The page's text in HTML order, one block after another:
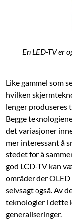
En LED-TV er
Like gammel som
hvilken
lenger produseres
Begge
det variasjoner
mer interessant å
stedet for å
god LCD-TV kan
områder der
selvsagt også. Av
teknologier i dette
generaliseringer.